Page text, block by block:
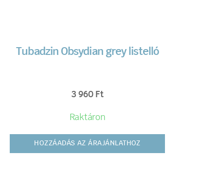
Tubadzin Obsydian grey listelló
3 960 Ft
Raktáron
HOZZÁADÁS AZ ÁRAJÁNLATHOZ